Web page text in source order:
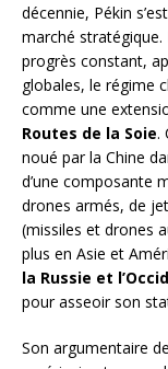
décennie, Pékin
marché stratégique.
progrès constant,
globales, le régime
comme une
Routes de la Soie.
noué par la Chine
d’une composante
drones armés, de
(missiles et drones
plus en Asie et
la Russie et
pour asseoir son
Son argumentaire